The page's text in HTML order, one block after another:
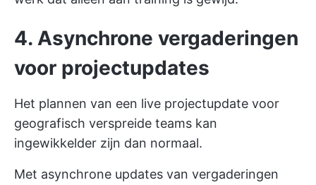
4. Asynchrone vergaderingen
voor projectupdates
Het plannen van een live projectupdate voor
geografisch verspreide teams kan
ingewikkelder zijn dan normaal.
Met asynchrone updates van vergaderingen